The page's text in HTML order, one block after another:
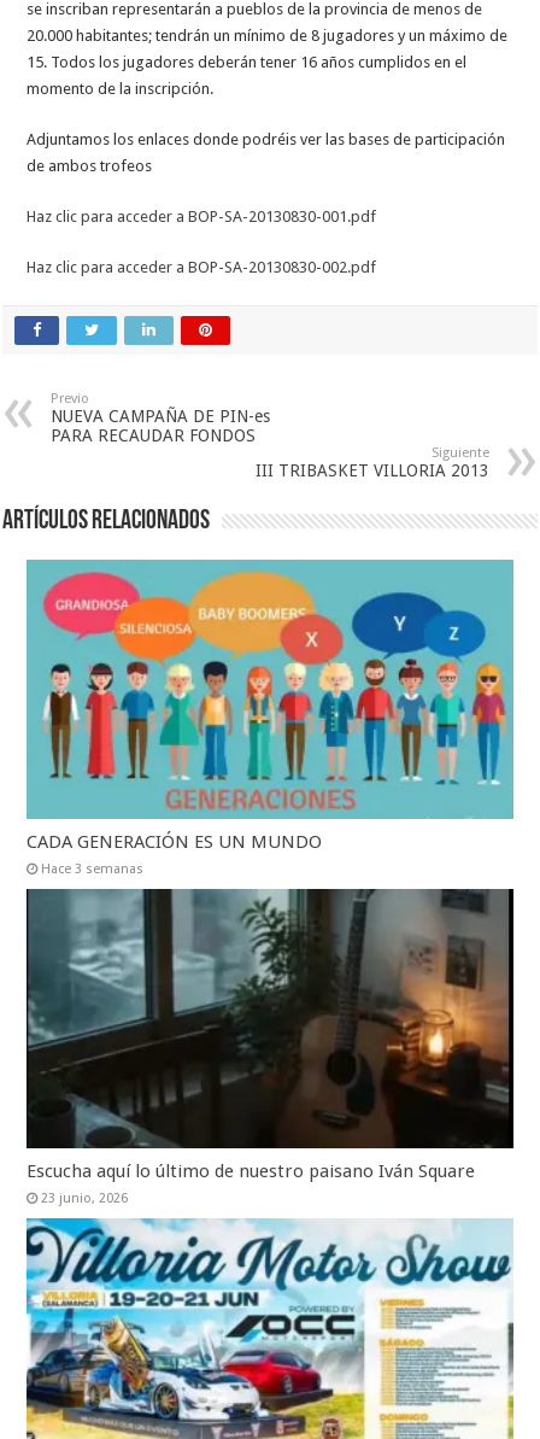
se inscriban representarán a pueblos de la provincia de menos de
20.000 habitantes; tendrán un mínimo de 8 jugadores y un máximo de
15. Todos los jugadores deberán tener 16 años cumplidos en el
momento de la inscripción.
Adjuntamos los enlaces donde podréis ver las bases de participación
de ambos trofeos
Haz clic para acceder a BOP-SA-20130830-001.pdf
Haz clic para acceder a BOP-SA-20130830-002.pdf
Previo
NUEVA CAMPAÑA DE PIN-es
PARA RECAUDAR FONDOS
Siguiente
III TRIBASKET VILLORIA 2013
Artículos relacionados
CADA GENERACIÓN ES UN MUNDO
Hace 3 semanas
Escucha aquí lo último de nuestro paisano Iván Square
23 junio, 2026